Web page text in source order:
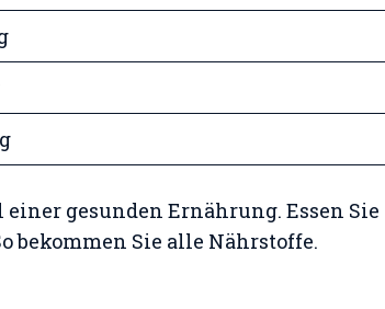
gesunden Ernährung. Essen Sie
bekommen Sie alle Nährstoffe.